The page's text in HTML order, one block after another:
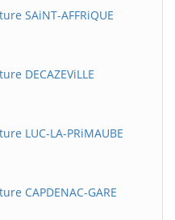
SAiNT-AFFRiQUE
DECAZEViLLE
LUC-LA-PRiMAUBE
CAPDENAC-GARE